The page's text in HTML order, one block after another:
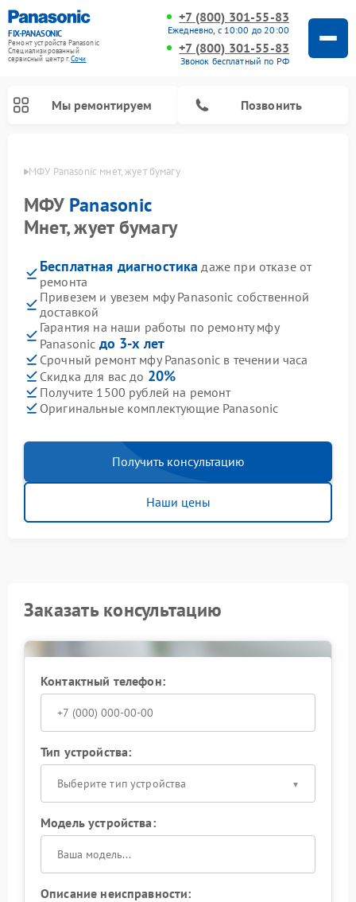
FIX-PANASONIC
Ремонт устройств Panasonic
Специализированный
cервисный центр г.Сочи
+7 (800) 301-55-83
Ежедневно, с 10:00 до 20:00
+7 (800) 301-55-83
Звонок бесплатный по РФ
Мы ремонтируем Позвонить
МФУ Panasonic мнет, жует бумагу
МФУ Panasonic
Мнет, жует бумагу
Бесплатная диагностика даже при отказе от
ремонта
Привезем и увезем мфу Panasonic собственной
доставкой
Гарантия на наши работы по ремонту мфу
Panasonic до 3-х лет
Срочный ремонт мфу Panasonic в течении часа
Скидка для вас до 20%
Получите 1500 рублей на ремонт
Оригинальные комплектующие Panasonic
Получить консультацию
Наши цены
Заказать консультацию
Контактный телефон:
Тип устройства:
Выберите тип устройства
Модель устройства:
Описание неисправности: